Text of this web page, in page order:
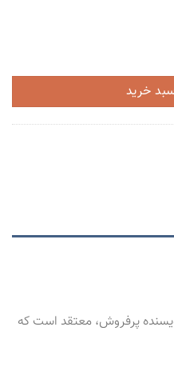
عدد
خرید
پرفروش، معتقد است که